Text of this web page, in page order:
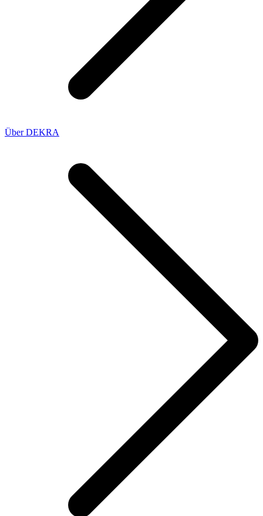
Über DEKRA